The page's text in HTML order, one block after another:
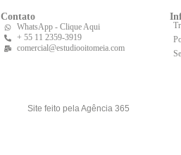
Contato
WhatsApp - Clique Aqui
+ 55 11 2359-3919
comercial@estudiooitomeia.com
Site feito pela Agência 365